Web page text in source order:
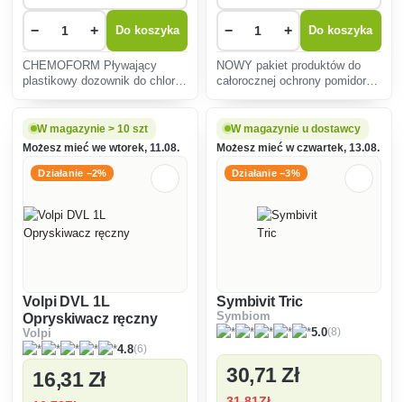
− + Do koszyka
CHEMOFORM Pływający
plastikowy dozownik do chloru
− + Do koszyka
NOWY pakiet produktów do
całorocznej ochrony pomidora
W magazynie > 10 szt
Możesz mieć we wtorek, 11.08.
Działanie −2%
Volpi DVL 1L
Opryskiwacz ręczny
Volpi
4.8(6)
16,31 Zł
W magazynie u dostawcy
Możesz mieć w czwartek, 13.08.
Działanie −3%
Symbivit Tric
Symbiom
5.0(8)
30,71 Zł